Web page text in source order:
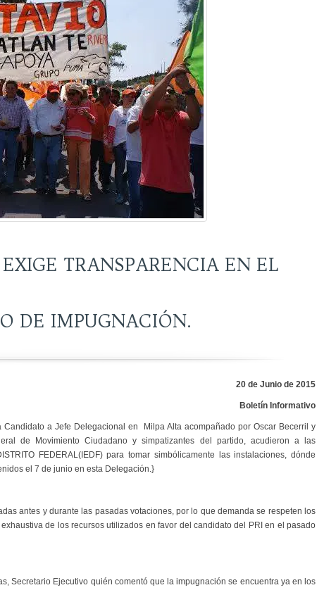
TRANSPARENCIA EN EL
DE IMPUGNACIÓN.
20 de Junio de 2015
Boletín Informativo
a Jefe Delegacional en Milpa Alta acompañado por Oscar Becerril y
de Movimiento Ciudadano y simpatizantes del partido, acudieron a las
FEDERAL(IEDF) para tomar simbólicamente las instalaciones, dónde
el 7 de junio en esta Delegación.}
antes y durante las pasadas votaciones, por lo que demanda se respeten los
de los recursos utilizados en favor del candidato del PRI en el pasado
Secretario Ejecutivo quién comentó que la impugnación se encuentra ya en los